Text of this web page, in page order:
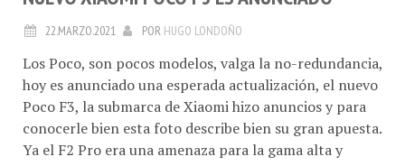
22.MARZO.2021 POR HUGO LONDOÑO
Los Poco, son pocos modelos, valga la no-redundancia,
hoy es anunciado una esperada actualización, el nuevo
Poco F3, la submarca de Xiaomi hizo anuncios y para
conocerle bien esta foto describe bien su gran apuesta.
Ya el F2 Pro era una amenaza para la gama alta y
ahora F3 viene a reforzarlo.